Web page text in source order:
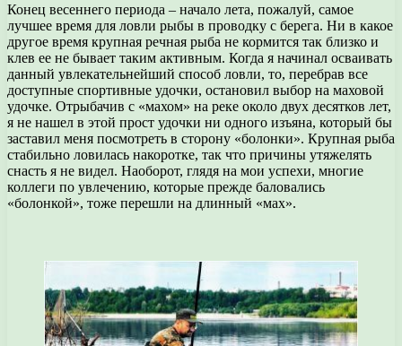
Конец весеннего периода – начало лета, пожалуй, самое
лучшее время для ловли рыбы в проводку с берега. Ни в какое
другое время крупная речная рыба не кормится так близко и
клев ее не бывает таким активным. Когда я начинал осваивать
данный увлекательнейший способ ловли, то, перебрав все
доступные спортивные удочки, остановил выбор на маховой
удочке. Отрыбачив с «махом» на реке около двух десятков лет,
я не нашел в этой прост удочки ни одного изъяна, который бы
заставил меня посмотреть в сторону «болонки». Крупная рыба
стабильно ловилась накоротке, так что причины утяжелять
снасть я не видел. Наоборот, глядя на мои успехи, многие
коллеги по увлечению, которые прежде баловались
«болонкой», тоже перешли на длинный «мах».